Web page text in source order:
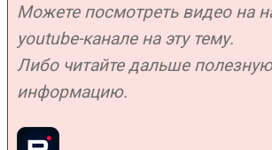
Можете посмотреть видео на
youtube-канале на эту тему.
Либо читайте дальше полезную
информацию.